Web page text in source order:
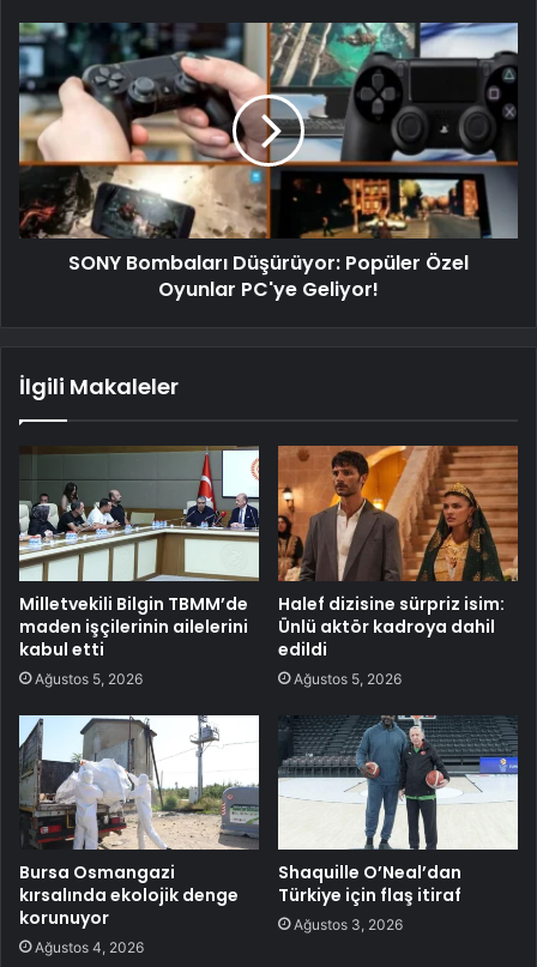
SONY Bombaları Düşürüyor: Popüler Özel
Oyunlar PC'ye Geliyor!
İlgili Makaleler
Milletvekili Bilgin TBMM’de
maden işçilerinin ailelerini
kabul etti
Ağustos 5, 2026
Halef dizisine sürpriz isim:
Ünlü aktör kadroya dahil
edildi
Ağustos 5, 2026
Bursa Osmangazi
kırsalında ekolojik denge
korunuyor
Ağustos 4, 2026
Shaquille O’Neal’dan
Türkiye için flaş itiraf
Ağustos 3, 2026